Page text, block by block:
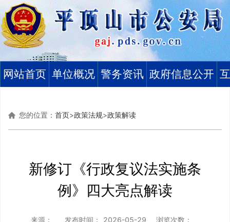
网站首页 单位概况 警务资讯 政府信息公开
您的位置： 首页>政策法规>政策解读
新修订《行政复议法实施条
例》四大亮点解读
来源： 发布时间： 2026-05-29
浏览次数：